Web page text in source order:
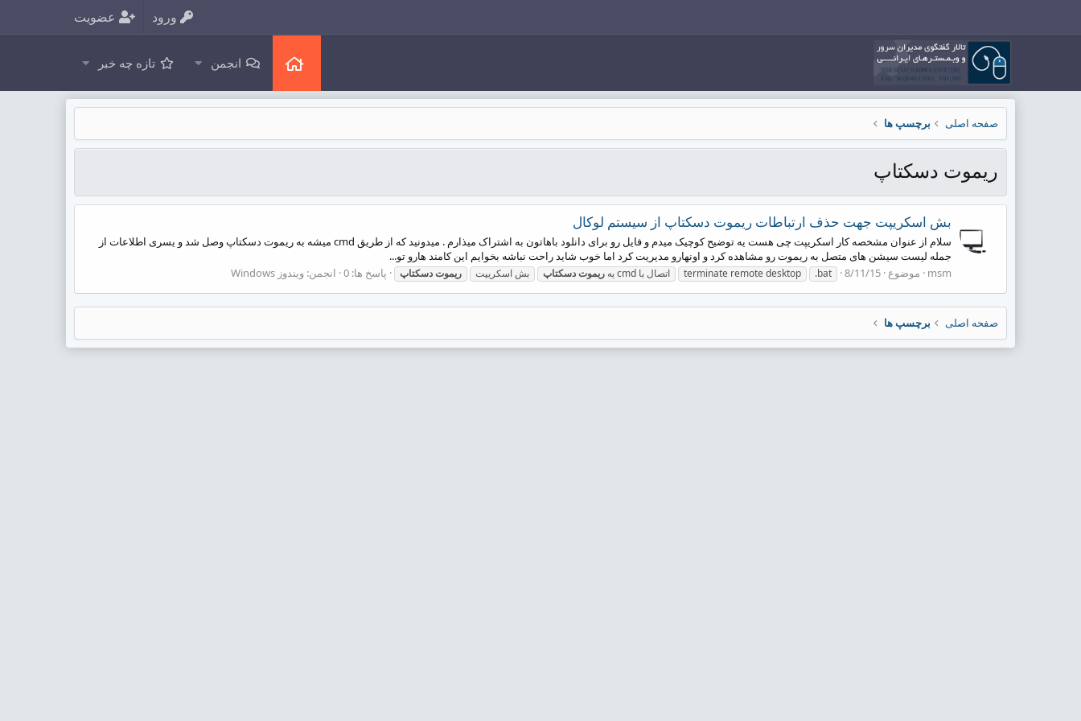
ورود عضویت
انجمن تازه چه خبر
صفحه اصلی برچسپ ها
ریموت دسکتاپ
بش اسکریپت جهت حذف ارتباطات ریموت دسکتاپ از سیستم لوکال
سلام از عنوان مشخصه کار اسکریپت چی هست یه توضیح کوچیک میدم و فایل رو برای دانلود باهاتون به اشتراک میذارم . میدونید که از طریق cmd میشه به ریموت دسکتاپ وصل شد و یسری اطلاعات از
جمله لیست سیشن های متصل به ریموت رو مشاهده کرد و اونهارو مدیریت کرد اما خوب شاید راحت نباشه بخوایم این کامند هارو تو...
msm
موضوع 8/11/15
.bat
terminate remote desktop اتصال با cmd یه ریموتدسکتاپ بش اسکریپت ریموتدسکتاپ پاسخ ها: 0 انجمن: ویندوز Windows
صفحه اصلی برچسپ ها